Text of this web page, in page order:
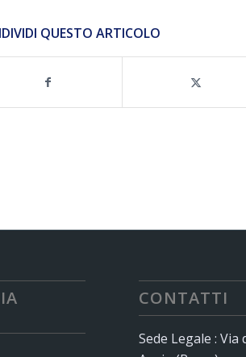
QUESTO ARTICOLO
CONTATTI
Sede Legale : Via